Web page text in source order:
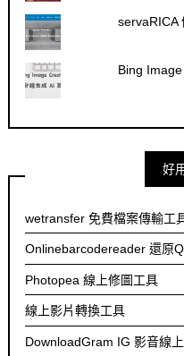
servaRICA
Bing
好
wetransfer 免費檔案傳輸工
Onlinebarcodereader 還原
Photopea 線上修圖工具
線上影片轉換工具
DownloadGram IG 影音線